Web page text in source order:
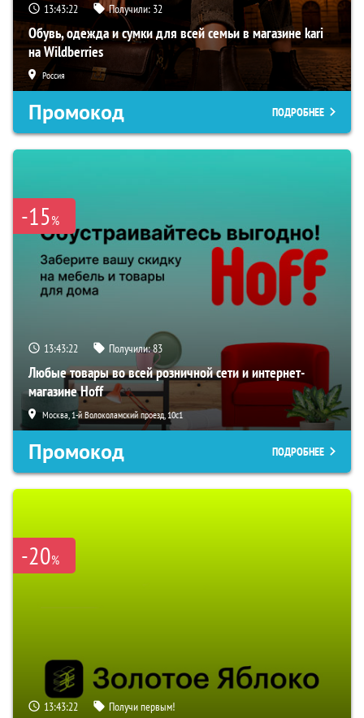
13:43:21 Получили: 32
Обувь, одежда и сумки для всей семьи в магазине kari
на Wildberries
Россия
Промокод ПОДРОБНЕЕ
-15%
13:43:21 Получили:83
Любые товары во всей розничной сети и интернет-
магазине Hoff
Москва, 1-й Волоколамский проезд, 10с1
Промокод ПОДРОБНЕЕ
-20%
13:43:21 Получи первым!